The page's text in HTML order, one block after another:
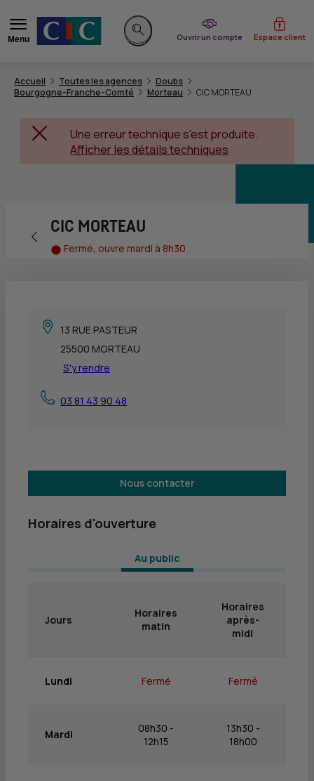
Menu
Rechercher sur le site
Ouvrir un compte
du CIC Espace client
Accueil Toutes les agences
Doubs
Bourgogne-Franche-Comté
Morteau CIC MORTEAU
Une erreur technique s'est produite.
Afficher les détails techniques
Retour vers la page précédente
CIC MORTEAU
Fermé, ouvre mardi à 8h30
13 RUE PASTEUR
25500 MORTEAU
S'y rendre
03 81 43 90 48
Nous contacter
Horaires d'ouverture
Au public
Jours
Horaires
matin
Horaires
après-
midi
Lundi Fermé Fermé
Mardi
08h30 -
12h15
13h30 -
18h00